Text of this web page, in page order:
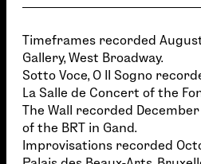
Timeframes recorded
Gallery, West Broadway.
Sotto Voce, O Il Sogno
La Salle de Concert of the
The Wall recorded
of the BRT in Gand.
Improvisations recorded